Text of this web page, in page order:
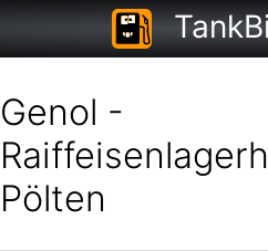
Genol -
Pölten